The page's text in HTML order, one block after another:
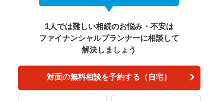
1人では難しい相続のお悩み・不安は
ファイナンシャルプランナーに相談して
解決しましょう
対面の無料相談を予約する（自宅）